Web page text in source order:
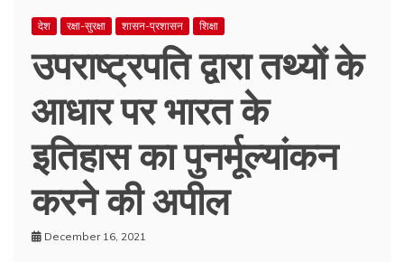
देश रक्षा-सुरक्षा शासन-प्रशासन शिक्षा
उपराष्ट्रपति द्वारा तथ्यों के
आधार पर भारत के
इतिहास का पुनर्मूल्यांकन
करने की अपील
December 16, 2021